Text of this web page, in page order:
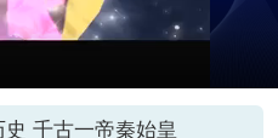
千古一帝秦始皇